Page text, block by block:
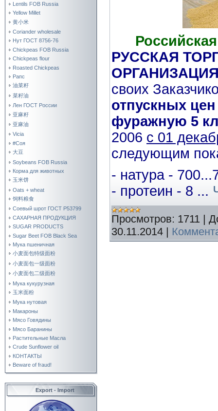
Lentils FOB Russia
Yellow Millet
黄小米
Coriander wholesale
Нут ГОСТ 8756-76
Chickpeas FOB Russia
Chickpeas flour
Roasted Chickpeas
Рапс
油菜籽
菜籽油
Лен ГОСТ России
亚麻籽
亚麻油
Vicia
#Соя
大豆
Soybeans FOB Russia
Корма для животных
玉米饼
Oats + wheat
饲料粮食
Соевый шрот ГОСТ Р53799
САХАРНАЯ ПРОДУКЦИЯ
SUGAR PRODUCTS
Sugar Beet FOB Black Sea
Мука пшеничная
小麦面包特级面粉
小麦面包一级面粉
小麦面包二级面粉
Мука кукурузная
玉米面粉
Мука нутовая
Макароны
Мясо Говядины
Мясо Баранины
Растительные Масла
Crude Sunflower oil
КОНТАКТЫ
Beware of fraud!
Export - Import
РУССКАЯ
своих
отпускных
фуражную 5
2006 с 01
следующим
- натура -
- протеин - 8 ...
Просмотров: 1711 |
30.11.2014 |